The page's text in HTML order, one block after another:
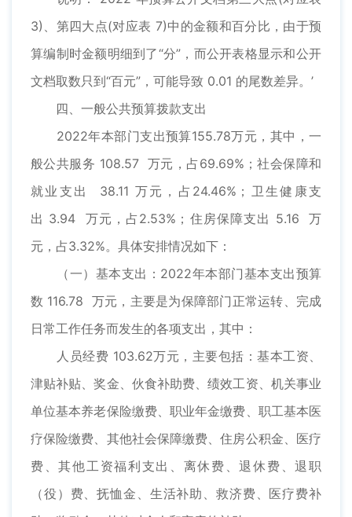
3)、第四大点(对应表 7)中的金额和百分比，由于预
算编制时金额明细到了“分”，而公开表格显示和公开
文档取数只到“百元”，可能导致 0.01 的尾数差异。’
四、一般公共预算拨款支出
2022年本部门支出预算155.78万元，其中，一
般公共服务 108.57 万元，占69.69%；社会保障和
就业支出 38.11 万元，占24.46%；卫生健康支
出 3.94 万元，占2.53%；住房保障支出 5.16 万
元，占3.32%。具体安排情况如下：
（一）基本支出：2022年本部门基本支出预算
数 116.78 万元，主要是为保障部门正常运转、完成
日常工作任务而发生的各项支出，其中：
人员经费 103.62万元，主要包括：基本工资、
津贴补贴、奖金、伙食补助费、绩效工资、机关事业
单位基本养老保险缴费、职业年金缴费、职工基本医
疗保险缴费、其他社会保障缴费、住房公积金、医疗
费、其他工资福利支出、离休费、退休费、退职
（役）费、抚恤金、生活补助、救济费、医疗费补